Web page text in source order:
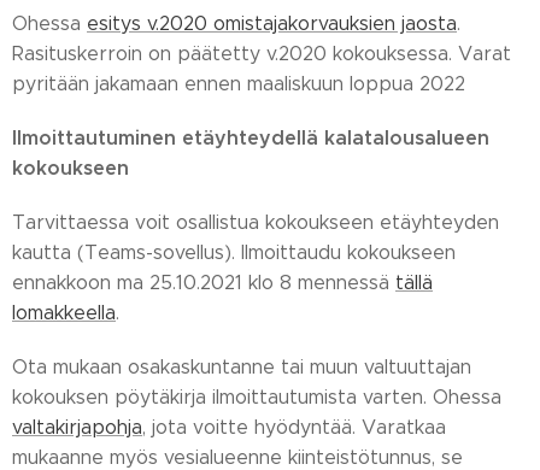
Ohessa esitys v.2020 omistajakorvauksien jaosta.
Rasituskerroin on päätetty v.2020 kokouksessa. Varat
pyritään jakamaan ennen maaliskuun loppua 2022
Ilmoittautuminen etäyhteydellä kalatalousalueen
kokoukseen
Tarvittaessa voit osallistua kokoukseen etäyhteyden
kautta (Teams-sovellus). Ilmoittaudu kokoukseen
ennakkoon ma 25.10.2021 klo 8 mennessä tällä
lomakkeella.
Ota mukaan osakaskuntanne tai muun valtuuttajan
kokouksen pöytäkirja ilmoittautumista varten. Ohessa
valtakirjapohja, jota voitte hyödyntää. Varatkaa
mukaanne myös vesialueenne kiinteistötunnus, se